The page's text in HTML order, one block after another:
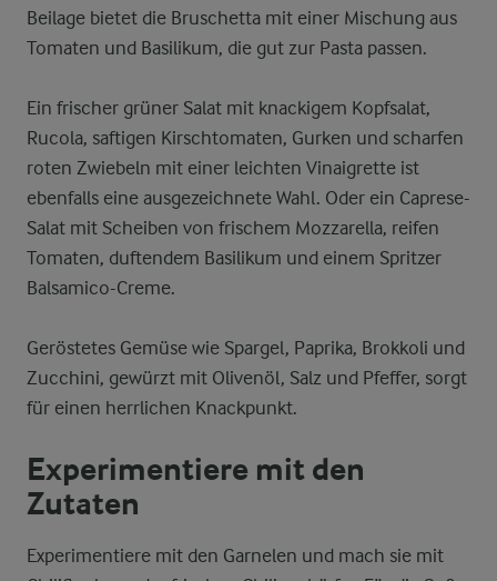
Beilage bietet die Bruschetta mit einer Mischung aus
Tomaten und Basilikum, die gut zur Pasta passen.
Ein frischer grüner Salat mit knackigem Kopfsalat,
Rucola, saftigen Kirschtomaten, Gurken und scharfen
roten Zwiebeln mit einer leichten Vinaigrette ist
ebenfalls eine ausgezeichnete Wahl. Oder ein Caprese-
Salat mit Scheiben von frischem Mozzarella, reifen
Tomaten, duftendem Basilikum und einem Spritzer
Balsamico-Creme.
Geröstetes Gemüse wie Spargel, Paprika, Brokkoli und
Zucchini, gewürzt mit Olivenöl, Salz und Pfeffer, sorgt
für einen herrlichen Knackpunkt.
Experimentiere mit den
Zutaten
Experimentiere mit den Garnelen und mach sie mit